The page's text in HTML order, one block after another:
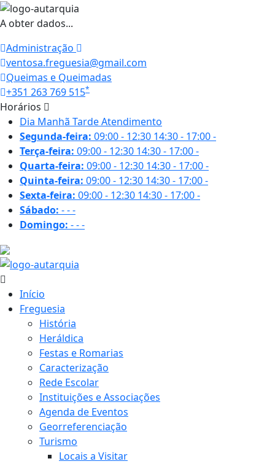
A obter dados...
Administração
ventosa.freguesia@gmail.com
Queimas e Queimadas
+351 263 769 515*
Horários
Dia Manhã TardeAtendimento
Segunda-feira: 09:00 - 12:30 14:30 - 17:00-
Terça-feira: 09:00 - 12:30 14:30 - 17:00-
Quarta-feira: 09:00 - 12:30 14:30 - 17:00-
Quinta-feira: 09:00 - 12:30 14:30 - 17:00-
Sexta-feira: 09:00 - 12:30 14:30 - 17:00-
Sábado: ---
Domingo: ---
Início
Freguesia
História
Heráldica
Festas e Romarias
Caracterização
Rede Escolar
Instituições e Associações
Agenda de Eventos
Georreferenciação
Turismo
Locais a Visitar